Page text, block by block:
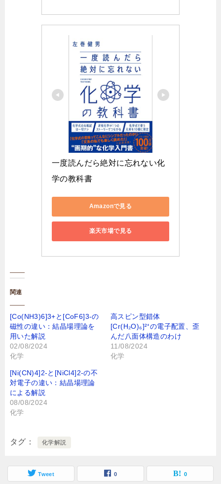
一度読んだら絶対に忘れない化
学の教科書
Amazonで見る
楽天市場で見る
関連
[Co(NH3)6]3+と[CoF6]3-の
磁性の違い：結晶場理論を
用いた解説
02/08/2024
化学
高スピン型錯体
[Cr(H₂O)₆]²⁺の電子配置、歪
んだ八面体構造のわけ
11/08/2024
化学
[Ni(CN)4]2-と[NiCl4]2-の不
対電子の違い：結晶場理論
による解説
08/08/2024
化学
タグ 化学解説
Tweet 0 0